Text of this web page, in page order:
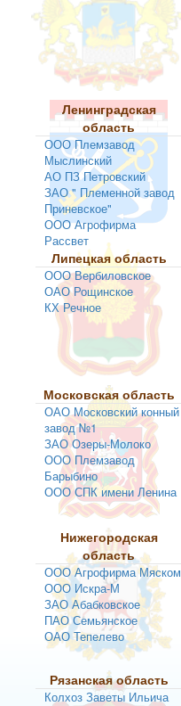
Ленинградская
область
ООО Племзавод
Мыслинский
АО ПЗ Петровский
ЗАО " Племенной завод
Приневское"
ООО Агрофирма
Рассвет
Липецкая область
ООО Вербиловское
ОАО Рощинское
КХ Речное
Московская область
ОАО Московский конный
завод №1
ЗАО Озеры-Молоко
ООО Племзавод
Барыбино
ООО СПК имени Ленина
Нижегородская
область
ООО Агрофирма Мяском
ООО Искра-М
ЗАО Абабковское
ПАО Семьянское
ОАО Тепелево
Рязанская область
Колхоз Заветы Ильича